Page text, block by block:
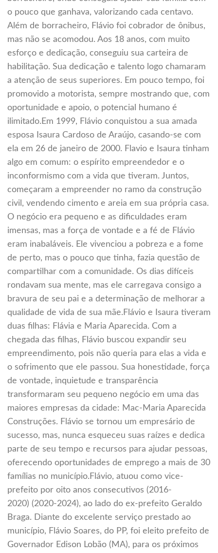
o pouco que ganhava, valorizando cada centavo.
Além de borracheiro, Flávio foi cobrador de ônibus,
mas não se acomodou. Aos 18 anos, com muito
esforço e dedicação, conseguiu sua carteira de
habilitação. Sua dedicação e talento logo chamaram
a atenção de seus superiores. Em pouco tempo, foi
promovido a motorista, sempre mostrando que, com
oportunidade e apoio, o potencial humano é
ilimitado.Em 1999, Flávio conquistou a sua amada
esposa Isaura Cardoso de Araújo, casando-se com
ela em 26 de janeiro de 2000. Flavio e Isaura tinham
algo em comum: o espírito empreendedor e o
inconformismo com a vida que tiveram. Juntos,
começaram a empreender no ramo da construção
civil, vendendo cimento e areia em sua própria casa.
O negócio era pequeno e as dificuldades eram
imensas, mas a força de vontade e a fé de Flávio
eram inabaláveis. Ele vivenciou a pobreza e a fome
de perto, mas o pouco que tinha, fazia questão de
compartilhar com a comunidade. Os dias difíceis
rondavam sua mente, mas ele carregava consigo a
bravura de seu pai e a determinação de melhorar a
qualidade de vida de sua mãe.Flávio e Isaura tiveram
duas filhas: Flávia e Maria Aparecida. Com a
chegada das filhas, Flávio buscou expandir seu
empreendimento, pois não queria para elas a vida e
o sofrimento que ele passou. Sua honestidade, força
de vontade, inquietude e transparência
transformaram seu pequeno negócio em uma das
maiores empresas da cidade: Mac-Maria Aparecida
Construções. Flávio se tornou um empresário de
sucesso, mas, nunca esqueceu suas raízes e dedica
parte de seu tempo e recursos para ajudar pessoas,
oferecendo oportunidades de emprego a mais de 30
famílias no município.Flávio, atuou como vice-
prefeito por oito anos consecutivos (2016-
2020) (2020-2024), ao lado do ex-prefeito Geraldo
Braga. Diante do excelente serviço prestado ao
município, Flávio Soares, do PP, foi eleito prefeito de
Governador Edison Lobão (MA), para os próximos